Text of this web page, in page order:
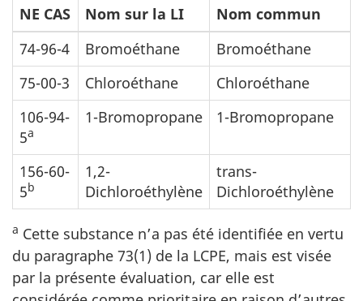
NE CAS Nom sur la LI
Nom commun
74-96-4
Bromoéthane
Bromoéthane
75-00-3
Chloroéthane
Chloroéthane
106-94-
5a
1-Bromopropane 1-Bromopropane
156-60-
5b
1,2-
Dichloroéthylène
trans-
Dichloroéthylène
a Cette substance n’a pas été identifiée en vertu
du paragraphe 73(1) de la LCPE, mais est visée
par la présente évaluation, car elle est